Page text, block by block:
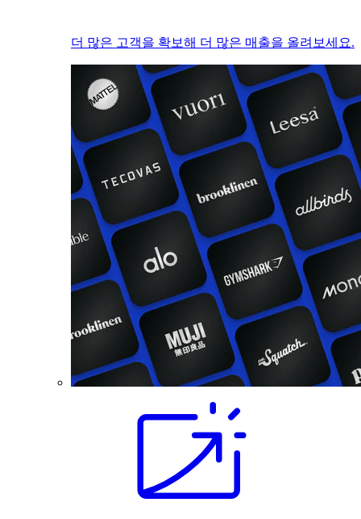
더 많은 고객을 확보해 더 많은 매출을 올려보세요.